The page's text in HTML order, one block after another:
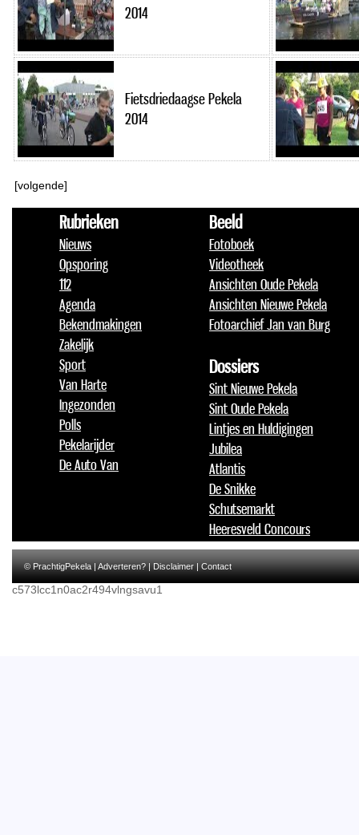
2014
Fietsdriedaagse Pekela
2014
[volgende]
Rubrieken
Nieuws
Opsporing
112
Agenda
Bekendmakingen
Zakelijk
Sport
Van Harte
Ingezonden
Polls
Pekelarijder
De Auto Van
Beeld
Fotoboek
Videotheek
Ansichten Oude Pekela
Ansichten Nieuwe Pekela
Fotoarchief Jan van Burg
Dossiers
Sint Nieuwe Pekela
Sint Oude Pekela
Lintjes en Huldigingen
Jubilea
Atlantis
De Snikke
Schutsemarkt
Heeresveld Concours
© PrachtigPekela |Adverteren?|Disclaimer|Contact
c573lcc1n0ac2r494vlngsavu1